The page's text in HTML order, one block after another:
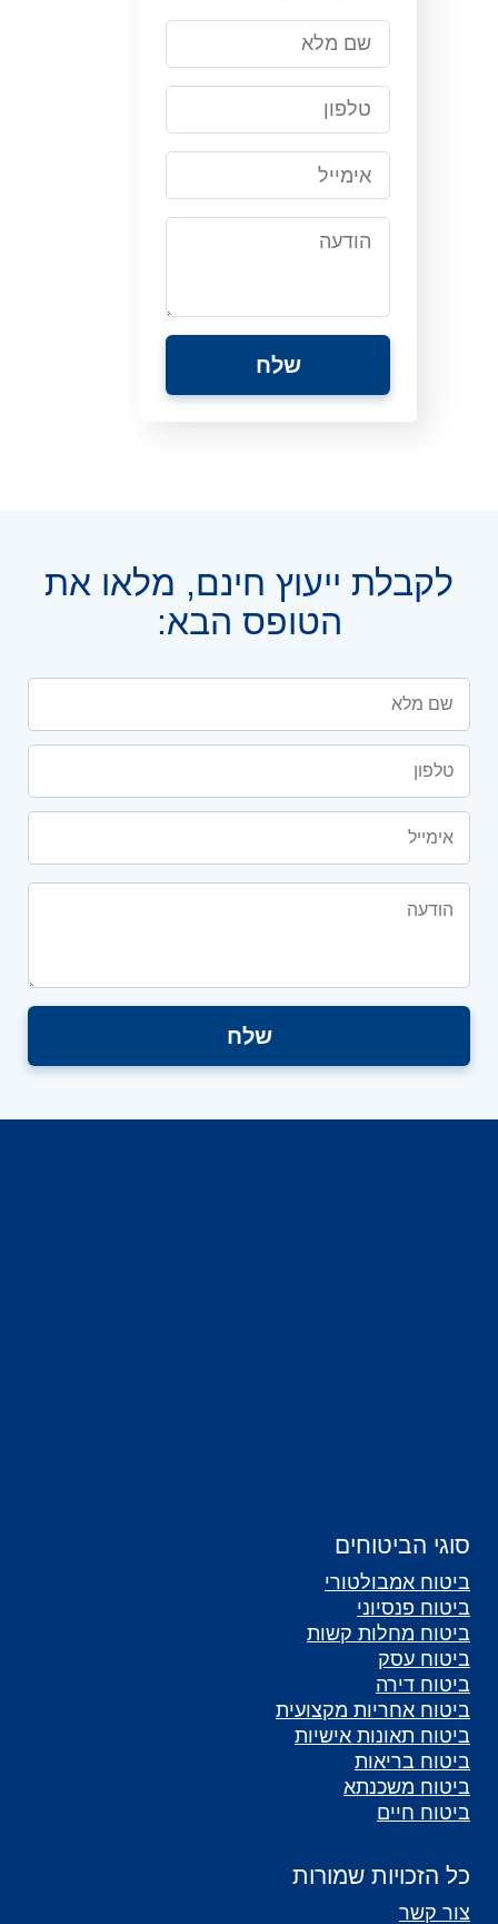
לקבלת ייעוץ חינם, מלאו את
הטופס הבא:
סוגי הביטוחים
ביטוח אמבולטורי
ביטוח פנסיוני
ביטוח מחלות קשות
ביטוח עסק
ביטוח דירה
ביטוח אחריות מקצועית
ביטוח תאונות אישיות
ביטוח בריאות
ביטוח משכנתא
ביטוח חיים
כל הזכויות שמורות
צור קשר